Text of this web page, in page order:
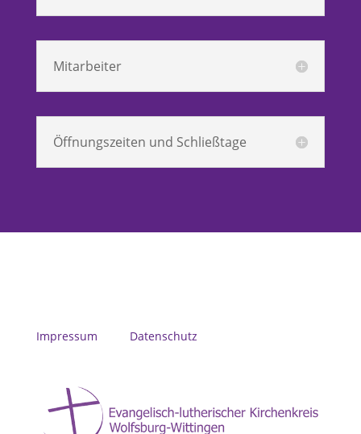
Mitarbeiter
Öffnungszeiten und Schließtage
Impressum Datenschutz